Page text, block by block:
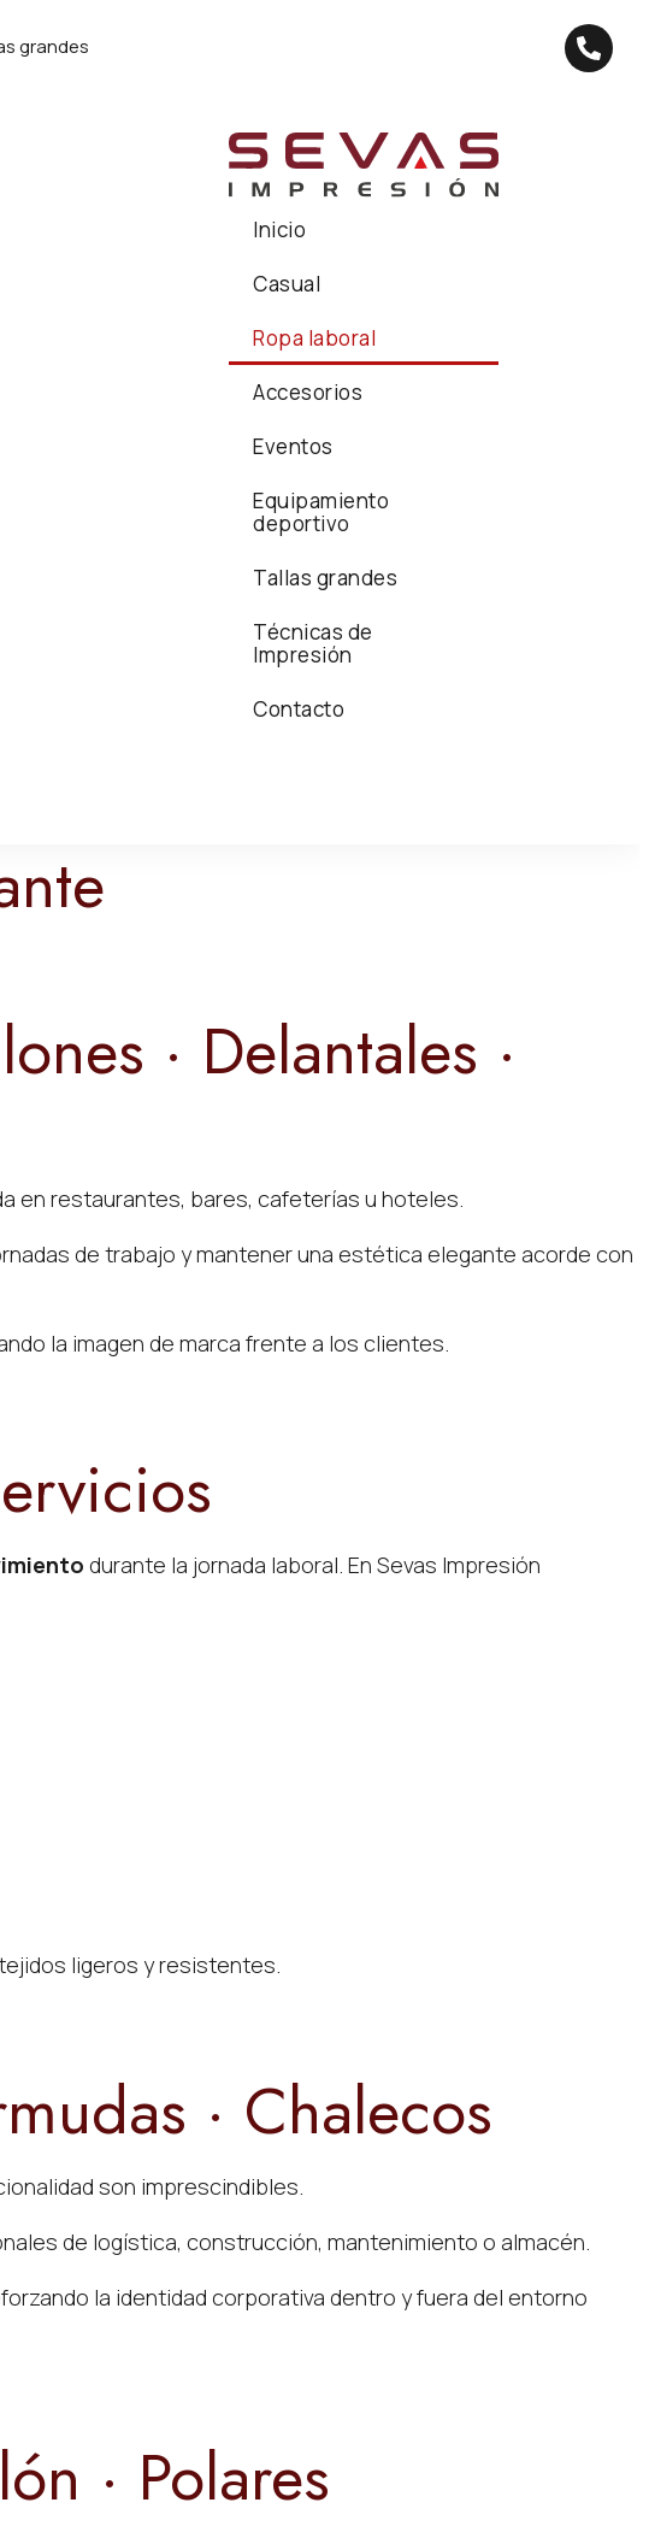
grandes
Inicio
Casual
Ropa laboral
Accesorios
Eventos
Equipamiento
deportivo
Tallas grandes
Técnicas de
Impresión
Contacto
· Delantales ·
en restaurantes, bares, cafeterías u hoteles.
de trabajo y mantener una estética elegante acorde con
la imagen de marca frente a los clientes.
durante la jornada laboral. En Sevas Impresión
ligeros y resistentes.
· Chalecos
son imprescindibles.
de logística, construcción, mantenimiento o almacén.
la identidad corporativa dentro y fuera del entorno
· Polares